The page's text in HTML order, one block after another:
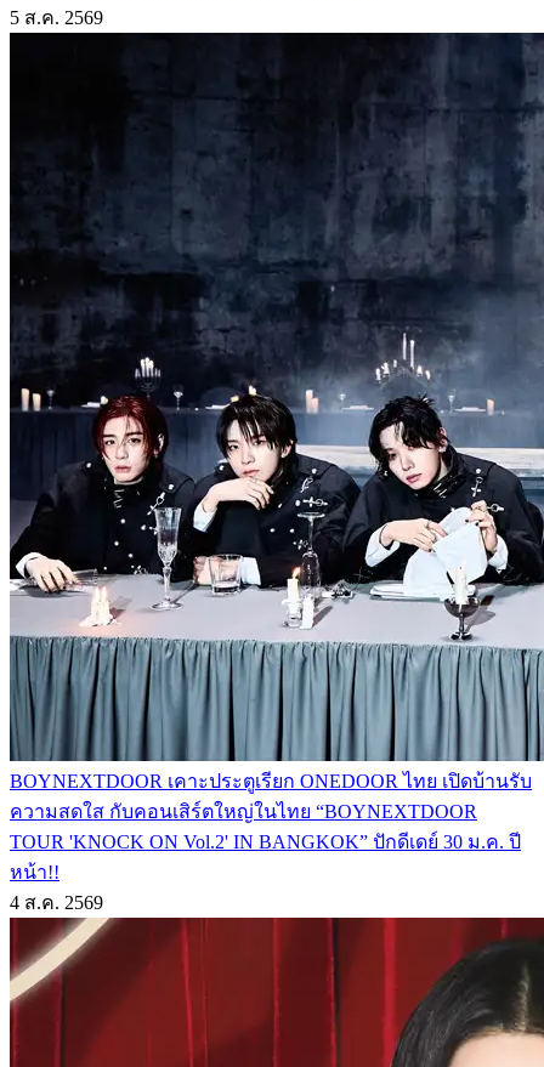
5 ส.ค. 2569
BOYNEXTDOOR เคาะประตูเรียก ONEDOOR ไทย เปิดบ้านรับ
ความสดใส กับคอนเสิร์ตใหญ่ในไทย “BOYNEXTDOOR
TOUR 'KNOCK ON Vol.2' IN BANGKOK” ปักดีเดย์ 30 ม.ค. ปี
หน้า!!
4 ส.ค. 2569